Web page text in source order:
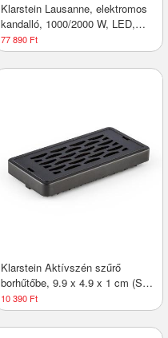
Klarstein Lausanne, elektromos
kandalló, 1000/2000 W, LED,
távirányító
77 890 Ft
Klarstein Aktívszén szűrő
borhűtőbe, 9.9 x 4.9 x 1 cm (SZ
x H x M)
10 390 Ft